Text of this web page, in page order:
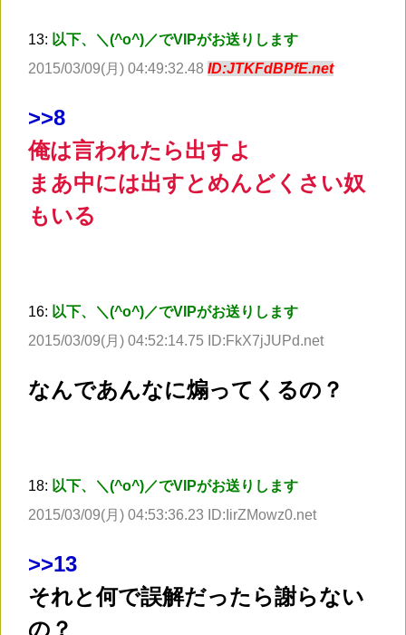
13: 以下、＼(^o^)／でVIPがお送りします
2015/03/09(月) 04:49:32.48 ID:JTKFdBPfE.net
>>8
俺は言われたら出すよ
まあ中には出すとめんどくさい奴
もいる
16: 以下、＼(^o^)／でVIPがお送りします
2015/03/09(月) 04:52:14.75 ID:FkX7jJUPd.net
なんであんなに煽ってくるの？
18: 以下、＼(^o^)／でVIPがお送りします
2015/03/09(月) 04:53:36.23 ID:IirZMowz0.net
>>13
それと何で誤解だったら謝らない
の？